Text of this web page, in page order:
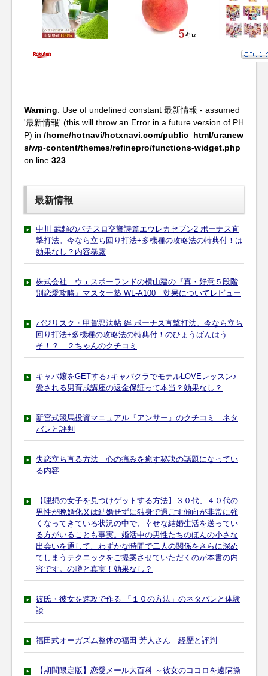
Warning: Use of undefined constant 最新情報 - assumed
'最新情報' (this will throw an Error in a future version of PH
P) in /home/hotnavi/hotxnavi.com/public_html/uranew
s/wp-content/themes/refinepro/functions-widget.php
on line 323
最新情報
中川 武頼のパチスロ交響詩篇エウレカセブン2 ボーナス直
撃打法。今なら立ち回り打法+多機種の攻略法の特典付！は
効果なし？内容暴露
株式会社 ウェスポーランドの横山建の『真・好意５段階
別恋愛攻略』マスター塾 WL-A100 効果についてレビュー
バジリスク・甲賀忍法帖 絆 ボーナス直撃打法。今なら立ち
回り打法+多機種の攻略法の特典付！のひょうばんはう
そ！？ ２ちゃんのクチコミ
キャバ嬢をGETする♪キャバクラでモテルLOVEレッスン♪
愛される男育成講座の返金保証って本当？効果なし？
新宮式競馬投資マニュアル『アンサー』のクチコミ ネタ
バレと評判
失恋立ち直る方法 心の痛みを癒す秘訣の話題になってい
る内容
【理想の女子を見つけゲットする方法】３０代、４０代の
男性が晩婚化又は結婚せずに独身で過ごす傾向が非常に強
くなってきている状況の中で、幸せな結婚生活を送ってい
る方がいることも事実。婚活中の男性たちのほんの小さな
出会いを通して、わずかな時間で二人の関係をさらに深め
てしまうテクニックをご提案させていただくのが本書の内
容です。の噂と真実！効果なし？
彼氏・彼女を速攻で作る 「１０の方法」のネタバレと体験
談
福田式オーガズム整体の福田 芳人さん 経歴と評判
【期間限定版】恋愛メール大百科 ～彼女のココロを遠隔操